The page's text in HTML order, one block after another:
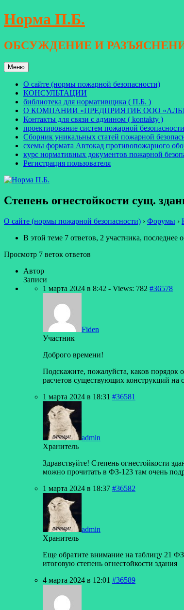
Перейти
к
Норма П.Б.
ОБСУЖДЕНИЕ И
Меню
О сайте (нормы пожарной безопасности)
КОНСУЛЬТАЦИИ
библиотека для нормативщика ( П.Б. )
О КОМПАНИИ «ПРЕДПРИЯТИЕ ООО
Контакты для связи с админом ( kontakty )
проектирование систем пожарной безопасности
Сборник уникальных статей пожарной
схемы формата Автокад противопожарного
курс нормативных документов пожарной
Регистрация пользователя
Степень огнестойкости сущ.
О сайте (нормы пожарной безопасности) › Форумы ›
В этой теме 7 ответов, 2 участника, последнее
Просмотр 7 веток ответов
Автор
Записи
1 марта 2024 в 8:42 - Views: 782 #36578
Fiden
Участник
Доброго времени!
Подскажите, пожалуйста, каков порядок
расчетов существующих конструкций на
1 марта 2024 в 18:31 #36581
admin
Хранитель
Здравствуйте! Степень огнестойкости
можно прочитать в ФЗ-123 там очень
1 марта 2024 в 18:37 #36582
admin
Хранитель
Еще обратите внимание на таблицу 21
итоговую степень огнестойкости здания
4 марта 2024 в 12:01 #36589